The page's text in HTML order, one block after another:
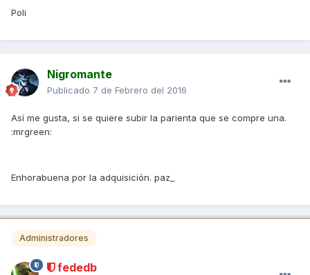
Poli
Nigromante
Publicado 7 de Febrero del 2016
Así me gusta, si se quiere subir la parienta que se compre una.
:mrgreen:
Enhorabuena por la adquisición. paz_
Administradores
fededb